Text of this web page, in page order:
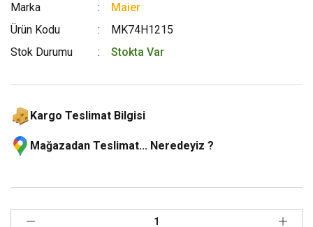
Marka
Maier
Ürün Kodu
MK74H1215
Stok Durumu
Stokta Var
Kargo Teslimat Bilgisi
Mağazadan Teslimat... Neredeyiz ?